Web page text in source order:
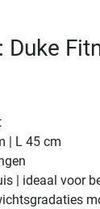
| L 45 cm
| ideaal voor